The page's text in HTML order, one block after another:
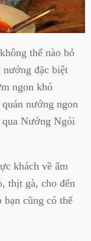
thể nào bỏ
đặc biệt
ngon khó
nướng ngon
Nướng Ngói
khách về ẩm
thịt gà, cho đến
bạn cũng có thể